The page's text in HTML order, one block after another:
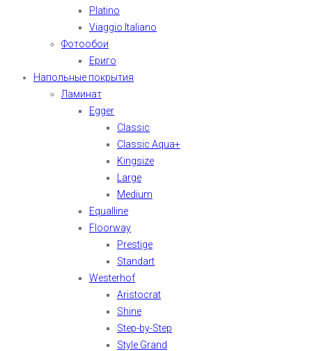
Platino
Viaggio Italiano
Фотообои
Ериго
Напольные покрытия
Ламинат
Egger
Classic
Classic Aqua+
Kingsize
Large
Medium
Equalline
Floorway
Prestige
Standart
Westerhof
Aristocrat
Shine
Step-by-Step
Style Grand